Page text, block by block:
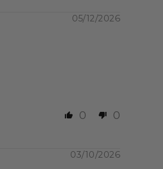
05/12/2026
0
0
03/10/2026